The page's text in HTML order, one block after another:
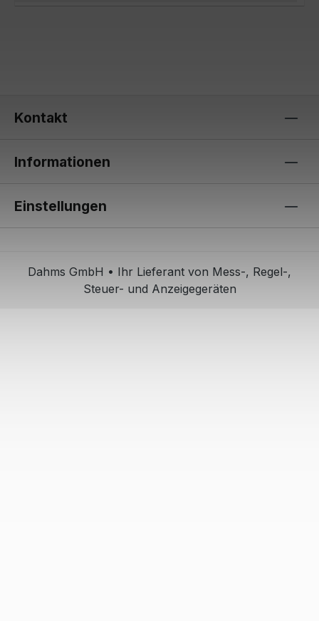
Kontakt
Informationen
Einstellungen
Dahms GmbH • Ihr Lieferant von Mess-, Regel-,
Steuer- und Anzeigegeräten